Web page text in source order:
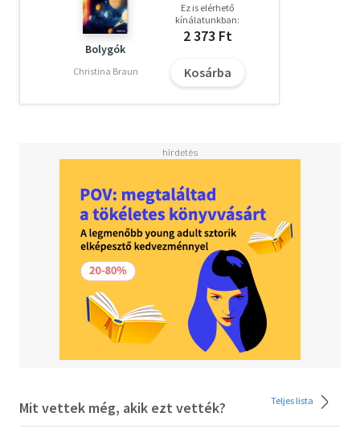
Bolygók
Christina Braun
Ez is elérhető
kínálatunkban:
2 373 Ft
Kosárba
Mit vettek még, akik ezt vették? Teljes lista